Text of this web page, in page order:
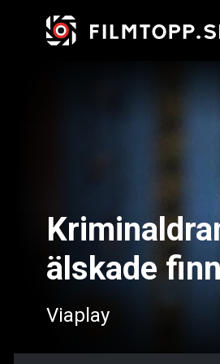
älskade
Viaplay